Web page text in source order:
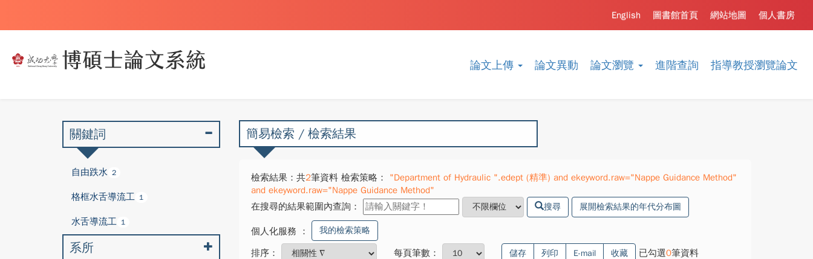
論文上傳 論文異動 論文瀏覽 進階查詢 指導教授瀏覽論文
個人書房
網站地圖
圖書館首頁
English
簡易檢索 / 檢索結果
檢索結果：共2筆資料 檢索策略：
"Department of Hydraulic ".edept (精準) and ekeyword.raw="Nappe Guidance Method"
and ekeyword.raw="Nappe Guidance Method"
在搜尋的結果範圍內查詢：
搜尋 展開檢索結果的年代分布圖
個人化服務 ： 我的檢索策略
排序： 每頁筆數： 儲存 列印 E-mail 收藏 已勾選0筆資料
關鍵詞
自由跌水 2
格框水舌導流工 1
水舌導流工 1
系所